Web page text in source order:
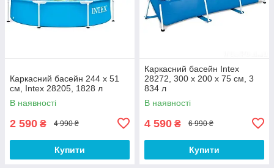
Каркасний басейн 244 x 51
см, Intex 28205, 1828 л
В наявності
2 590 ₴ 4 990 ₴
Купити
Каркасний басейн Intex
28272, 300 х 200 х 75 см, 3
834 л
В наявності
4 590 ₴ 6 990 ₴
Купити